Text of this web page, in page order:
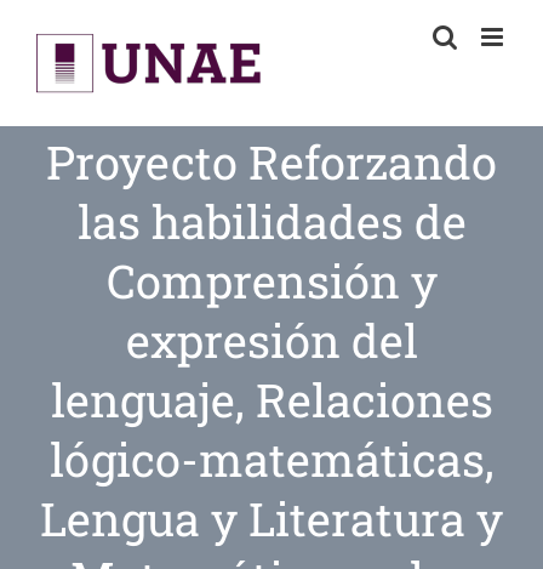
content
Proyecto Reforzando
las habilidades de
Comprensión y
expresión del
lenguaje, Relaciones
lógico-matemáticas,
Lengua y Literatura y